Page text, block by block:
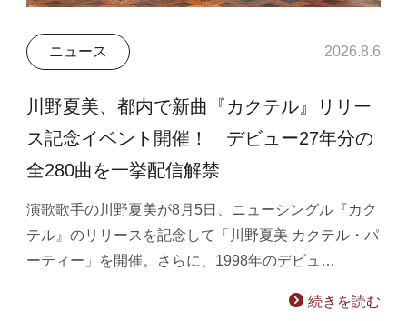
ニュース 2026.8.6
川野夏美、都内で新曲『カクテル』リリー
ス記念イベント開催！ デビュー27年分の
全280曲を一挙配信解禁
演歌歌手の川野夏美が8月5日、ニューシングル『カク
テル』のリリースを記念して「川野夏美 カクテル・パ
ーティー」を開催。さらに、1998年のデビュ…
続きを読む